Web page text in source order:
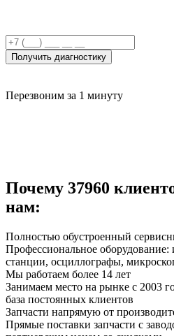
Получить диагностику
Перезвоним за 1 минуту
Почему 37960
нам:
Полностью обустроенный
Профессиональное
станции, осциллографы,
Мы работаем более 14 лет
Занимаем место на рынке с 2003
база постоянных клиентов
Запчасти напрямую от
Прямые поставки запчасти с